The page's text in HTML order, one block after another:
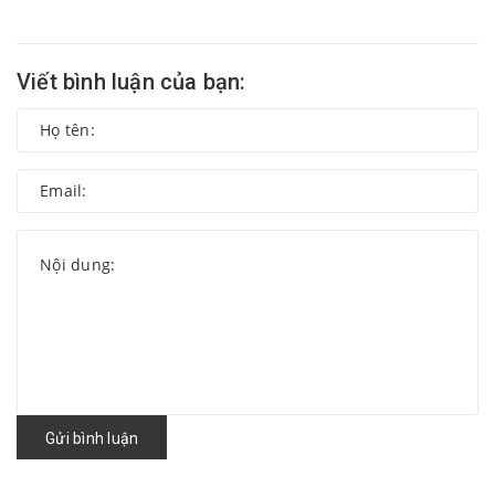
Viết bình luận của bạn:
Gửi bình luận